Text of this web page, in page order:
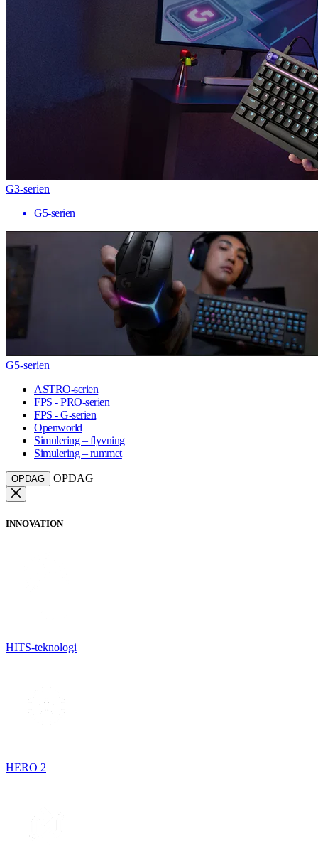
G3-serien
G5-serien
G5-serien
ASTRO-serien
FPS - PRO-serien
FPS - G-serien
Openworld
Simulering – flyvning
Simulering – rummet
OPDAG OPDAG
INNOVATION
HITS-teknologi
HERO 2